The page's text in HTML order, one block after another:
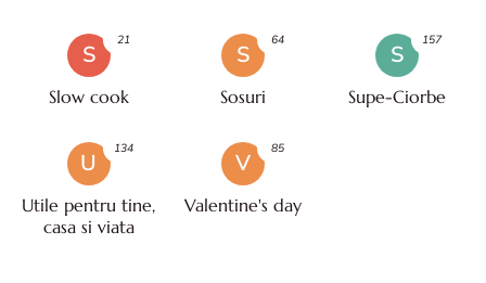
S
Slow cook
21
S
Sosuri
64
S
Supe-Ciorbe
157
U
Utile pentru tine,
casa si viata
134
V
Valentine's day
85